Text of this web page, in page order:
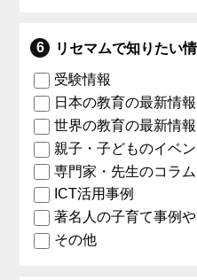
リセマムで知りたい
受験情報
日本の教育の最新情報
世界の教育の最新情報
親子・子どものイベ
専門家・先生のコラム
ICT活用事例
著名人の子育て事例
その他